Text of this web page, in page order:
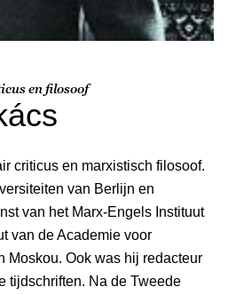
en filosoof
criticus en marxistisch filosoof.
van Berlijn en
van het Marx-Engels Instituut
van de Academie voor
Moskou. Ook was hij redacteur
tijdschriften. Na de Tweede